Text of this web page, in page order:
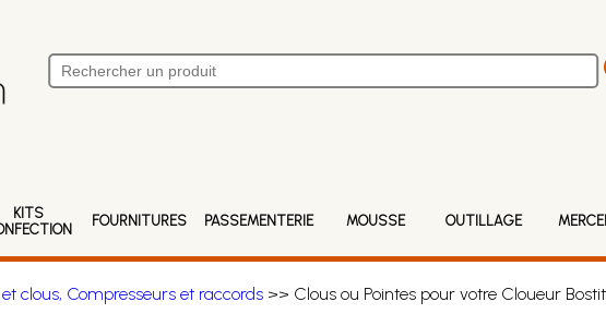
KITS
FOURNITURES PASSEMENTERIE MOUSSE OUTILLAGE
clous, Compresseurs et raccords>> Clous ou Pointes pour votre Cloueur